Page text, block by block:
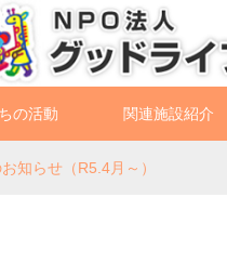
の活動 関連施設紹介
知らせ（R5.4月～）